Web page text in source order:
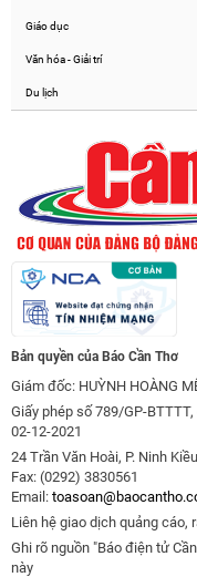
Giáo dục
Văn hóa - Giải trí
Du lịch
Bản quyền của Báo Cần Thơ
Giám đốc: HUỲNH HOÀNG
Giấy phép số 789/GP-
02-12-2021
24 Trần Văn Hoài, P. Ninh
Fax: (0292) 3830561
Email:
Liên hệ giao dịch quảng cáo,
Ghi rõ nguồn "Báo điện tử
này